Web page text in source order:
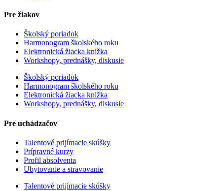
Pre žiakov
Školský poriadok
Harmonogram školského roku
Elektronická žiacka knižka
Workshopy, prednášky, diskusie
Školský poriadok
Harmonogram školského roku
Elektronická žiacka knižka
Workshopy, prednášky, diskusie
Pre uchádzačov
Talentové prijímacie skúšky
Prípravné kurzy
Profil absolventa
Ubytovanie a stravovanie
Talentové prijímacie skúšky